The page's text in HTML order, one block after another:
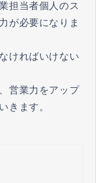
担当者個人のス
が必要になりま
ければいけない
営業力をアップ
きます。